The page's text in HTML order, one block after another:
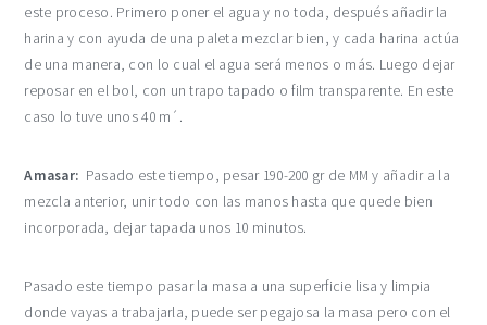
este proceso. Primero poner el agua y no toda, después añadir la
harina y con ayuda de una paleta mezclar bien, y cada harina actúa
de una manera, con lo cual el agua será menos o más. Luego dejar
reposar en el bol, con un trapo tapado o film transparente. En este
caso lo tuve unos 40 m´.
Amasar: Pasado este tiempo, pesar 190-200 gr de MM y añadir a la
mezcla anterior, unir todo con las manos hasta que quede bien
incorporada, dejar tapada unos 10 minutos.
Pasado este tiempo pasar la masa a una superficie lisa y limpia
donde vayas a trabajarla, puede ser pegajosa la masa pero con el